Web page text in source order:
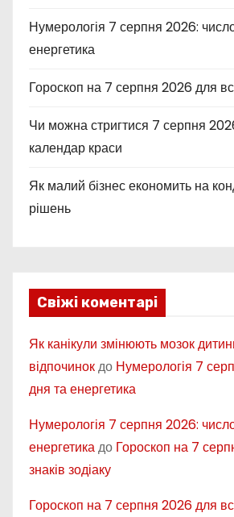
Нумерологія 7 серпня 2026:
енергетика
Гороскоп на 7 серпня 2026 для
Чи можна стригтися 7 серпня
календар краси
Як малий бізнес економить на
рішень
Свіжі коментарі
Як канікули змінюють мозок
відпочинокдо Нумерологія 7
дня та енергетика
Нумерологія 7 серпня 2026:
енергетикадо Гороскоп на 7
знаків зодіаку
Гороскоп на 7 серпня 2026 для